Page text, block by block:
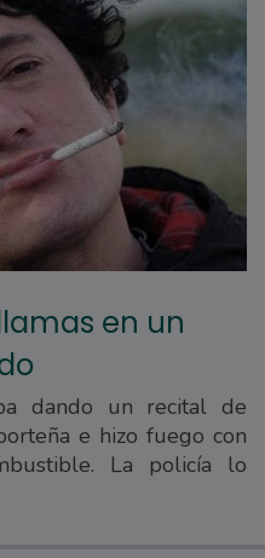
en un
dando un recital de
e hizo fuego con
La policía lo